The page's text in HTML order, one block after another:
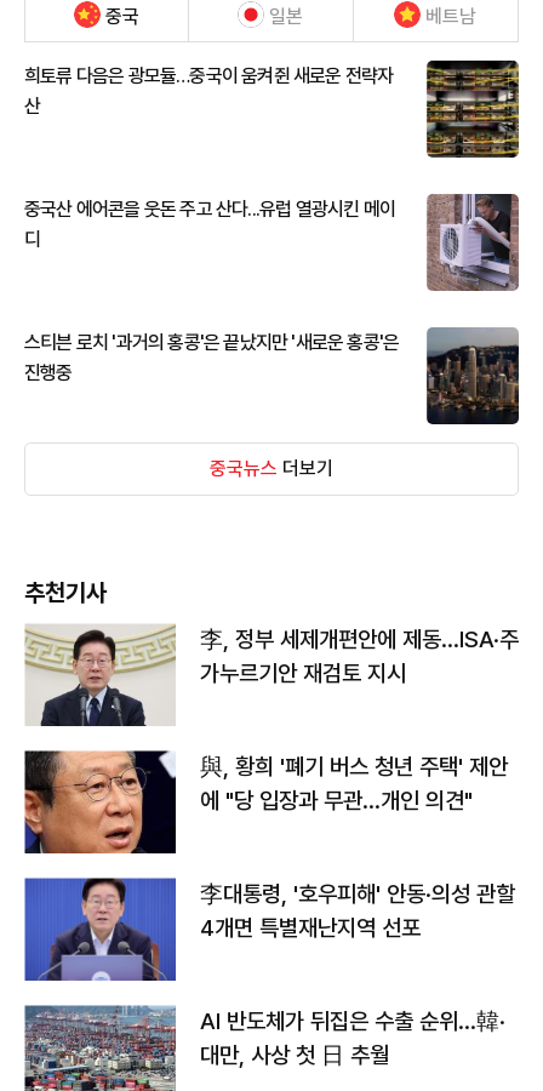
중국 일본 베트남
희토류 다음은 광모듈…중국이 움켜쥔 새로운 전략자
산
중국산 에어콘을 웃돈 주고 산다...유럽 열광시킨 메이
디
스티븐 로치 '과거의 홍콩'은 끝났지만 '새로운 홍콩'은
진행중
중국뉴스 더보기
추천기사
李, 정부 세제개편안에 제동…ISA·주
가누르기안 재검토 지시
與, 황희 '폐기 버스 청년 주택' 제안
에 "당 입장과 무관…개인 의견"
李대통령, '호우피해' 안동·의성 관할
4개면 특별재난지역 선포
AI 반도체가 뒤집은 수출 순위…韓·
대만, 사상 첫 日 추월